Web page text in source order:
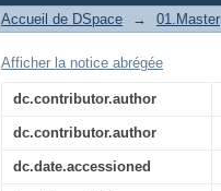
Accueil de DSpace → 01.Master
Afficher la notice abrégée
dc.contributor.author
dc.contributor.author
dc.date.accessioned